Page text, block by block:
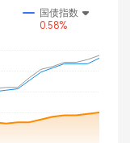
国债指数
0.58%